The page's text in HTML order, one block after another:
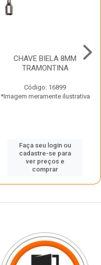
CHAVE BIELA 8MM
TRAMONTINA
Código: 16899
*Imagem meramente ilustrativa
Faça seu login ou
cadastre-se para
ver preços e
comprar